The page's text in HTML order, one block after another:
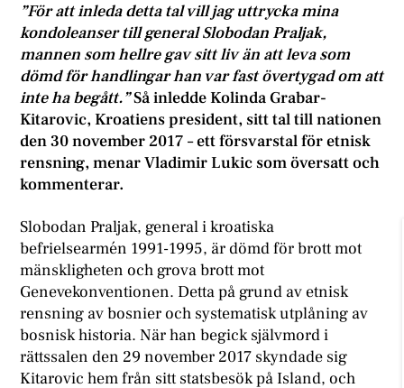
”För att inleda detta tal vill jag uttrycka mina
kondoleanser till general Slobodan Praljak,
mannen som hellre gav sitt liv än att leva som
dömd för handlingar han var fast övertygad om att
inte ha begått.”Så inledde Kolinda Grabar-
Kitarovic, Kroatiens president, sitt tal till nationen
den 30 november 2017 – ett försvarstal för etnisk
rensning, menar Vladimir Lukic som översatt och
kommenterar.
Slobodan Praljak, general i kroatiska
befrielsearmén 1991-1995, är dömd för brott mot
mänskligheten och grova brott mot
Genevekonventionen. Detta på grund av etnisk
rensning av bosnier och systematisk utplåning av
bosnisk historia. När han begick självmord i
rättssalen den 29 november 2017 skyndade sig
Kitarovic hem från sitt statsbesök på Island, och